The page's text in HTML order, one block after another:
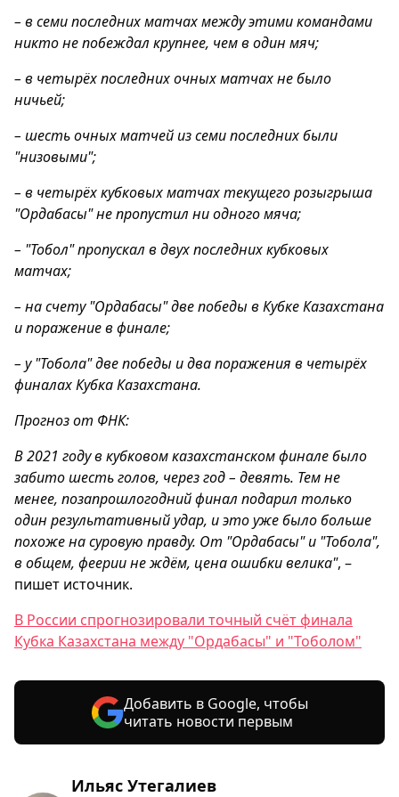
Ильяс Утегалиев
– в семи последних матчах между этими командами
никто не побеждал крупнее, чем в один мяч;
– в четырёх последних очных матчах не было
ничьей;
– шесть очных матчей из семи последних были
"низовыми";
– в четырёх кубковых матчах текущего розыгрыша
"Ордабасы" не пропустил ни одного мяча;
– "Тобол" пропускал в двух последних кубковых
матчах;
– на счету "Ордабасы" две победы в Кубке Казахстана
и поражение в финале;
– у "Тобола" две победы и два поражения в четырёх
финалах Кубка Казахстана.
Прогноз от ФНК:
В 2021 году в кубковом казахстанском финале было
забито шесть голов, через год – девять. Тем не
менее, позапрошлогодний финал подарил только
один результативный удар, и это уже было больше
похоже на суровую правду. От "Ордабасы" и "Тобола",
в общем, феерии не ждём, цена ошибки велика", –
пишет источник.
В России спрогнозировали точный счёт финала
Кубка Казахстана между "Ордабасы" и "Тоболом"
Добавить в Google, чтобы
читать новости первым